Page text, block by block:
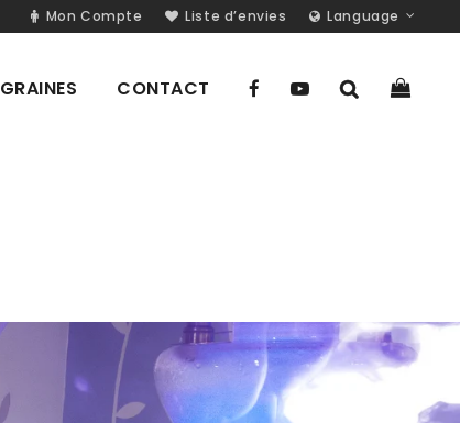
Mon Compte Liste d’envies Language
GRAINES CONTACT